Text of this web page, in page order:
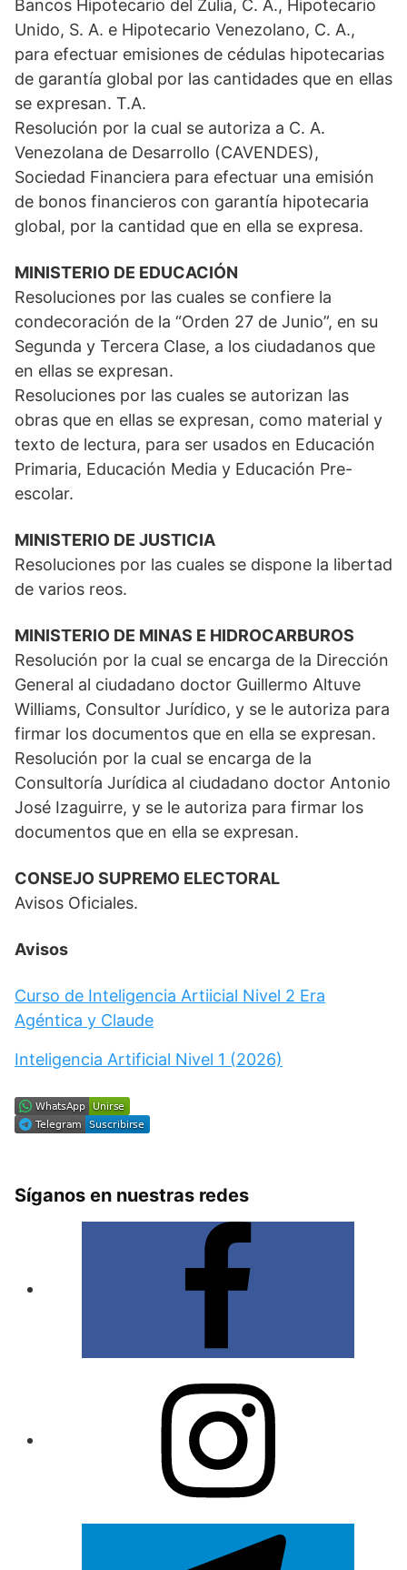
Bancos Hipotecario del Zulia, C. A., Hipotecario
Unido, S. A. e Hipotecario Venezolano, C. A.,
para efectuar emisiones de cédulas hipotecarias
de garantía global por las cantidades que en ellas
se expresan. T.A.
Resolución por la cual se autoriza a C. A.
Venezolana de Desarrollo (CAVENDES),
Sociedad Financiera para efectuar una emisión
de bonos financieros con garantía hipotecaria
global, por la cantidad que en ella se expresa.
MINISTERIO DE EDUCACIÓN
Resoluciones por las cuales se confiere la
condecoración de la “Orden 27 de Junio”, en su
Segunda y Tercera Clase, a los ciudadanos que
en ellas se expresan.
Resoluciones por las cuales se autorizan las
obras que en ellas se expresan, como material y
texto de lectura, para ser usados en Educación
Primaria, Educación Media y Educación Pre-
escolar.
MINISTERIO DE JUSTICIA
Resoluciones por las cuales se dispone la libertad
de varios reos.
MINISTERIO DE MINAS E HIDROCARBUROS
Resolución por la cual se encarga de la Dirección
General al ciudadano doctor Guillermo Altuve
Williams, Consultor Jurídico, y se le autoriza para
firmar los documentos que en ella se expresan.
Resolución por la cual se encarga de la
Consultoría Jurídica al ciudadano doctor Antonio
José Izaguirre, y se le autoriza para firmar los
documentos que en ella se expresan.
CONSEJO SUPREMO ELECTORAL
Avisos Oficiales.
Avisos
Curso de Inteligencia Artiicial Nivel 2 Era
Agéntica y Claude
Inteligencia Artificial Nivel 1 (2026)
Síganos en nuestras redes